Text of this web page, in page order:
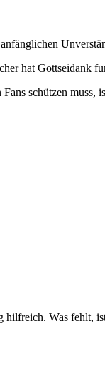
hat Gottseidank
schützen muss,
Was fehlt,